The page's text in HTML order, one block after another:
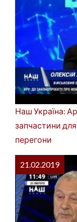
Наш Україна:
запчастини для
перегони
21.02.2019